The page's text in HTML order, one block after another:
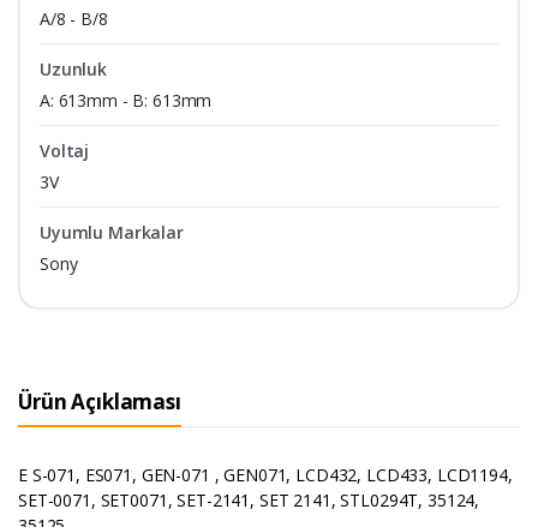
A/8 - B/8
Uzunluk
A: 613mm - B: 613mm
Voltaj
3V
Uyumlu Markalar
Sony
Ürün Açıklaması
E S-071, ES071, GEN-071 , GEN071, LCD432, LCD433, LCD1194,
SET-0071, SET0071, SET-2141, SET 2141, STL0294T, 35124,